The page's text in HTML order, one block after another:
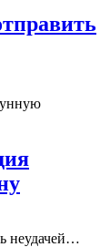
неудачей…